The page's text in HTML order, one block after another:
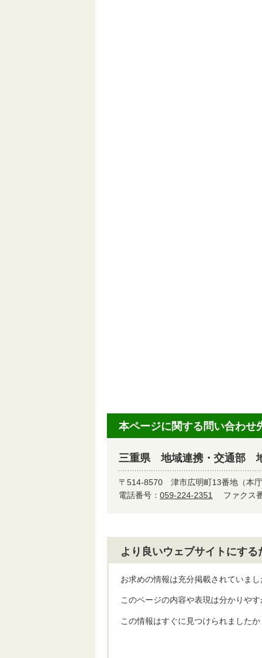
本ページに関する問い合わせ
三重県 地域連携・交通部
〒514-8570 津市広明町13番地（本庁
電話番号： 059-224-2351 ファクス
より良いウェブサイトにす
お求めの情報は充分掲載されていまし
このページの内容や表現は分かりやす
この情報はすぐに見つけられましたか